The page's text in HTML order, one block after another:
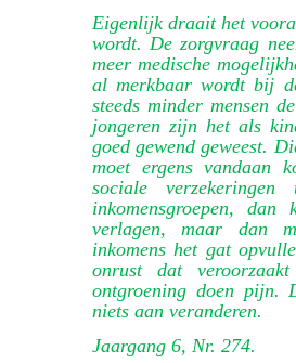
Eigenlijk draait het
wordt. De zorgvraag
meer medische
al merkbaar wordt bij
steeds minder mensen
jongeren zijn het als
goed gewend geweest.
moet ergens vandaan
sociale
inkomensgroepen,
verlagen, maar dan
inkomens het gat
onrust dat
ontgroening doen pijn.
niets aan veranderen.
Jaargang 6, Nr. 274.